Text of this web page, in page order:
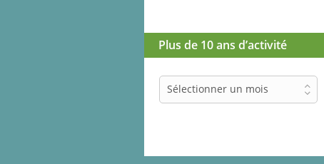
Plus de 10 ans d’activité
Plus
de
Sélectionner un mois